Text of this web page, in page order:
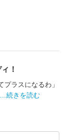
！
プラスになるわ」
…続きを読む